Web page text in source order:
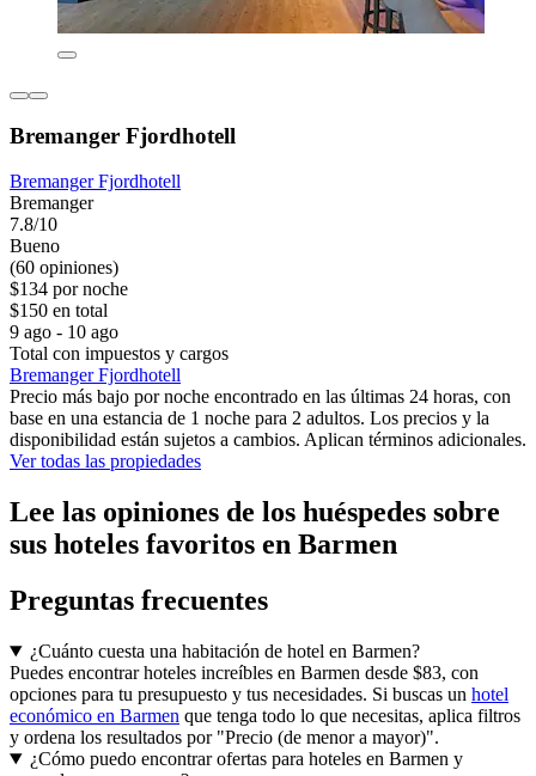
Bremanger Fjordhotell
Bremanger Fjordhotell
Bremanger
7.8/10
Bueno
(60 opiniones)
$134 por noche
$150 en total
9 ago - 10 ago
Total con impuestos y cargos
Bremanger Fjordhotell
Precio más bajo por noche encontrado en las últimas 24 horas, con
base en una estancia de 1 noche para 2 adultos. Los precios y la
disponibilidad están sujetos a cambios. Aplican términos adicionales.
Ver todas las propiedades
Lee las opiniones de los huéspedes sobre
sus hoteles favoritos en Barmen
Preguntas frecuentes
¿Cuánto cuesta una habitación de hotel en Barmen?
Puedes encontrar hoteles increíbles en Barmen desde $83, con
opciones para tu presupuesto y tus necesidades. Si buscas un hotel
económico en Barmen que tenga todo lo que necesitas, aplica filtros
y ordena los resultados por "Precio (de menor a mayor)".
¿Cómo puedo encontrar ofertas para hoteles en Barmen y